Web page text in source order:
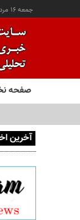
جمعه ۱۶ مرداد ۱۴۰۵
صفحه
آخرین